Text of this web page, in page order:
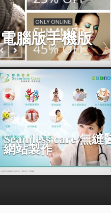
腦版手機版
Seamless care 無縫
網站製作